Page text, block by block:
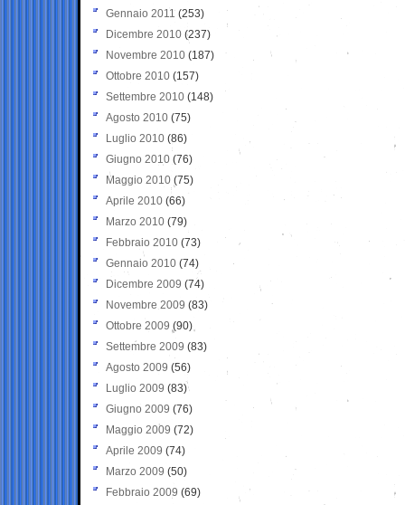
Gennaio 2011 (253)
Dicembre 2010 (237)
Novembre 2010 (187)
Ottobre 2010 (157)
Settembre 2010 (148)
Agosto 2010 (75)
Luglio 2010 (86)
Giugno 2010 (76)
Maggio 2010 (75)
Aprile 2010 (66)
Marzo 2010 (79)
Febbraio 2010 (73)
Gennaio 2010 (74)
Dicembre 2009 (74)
Novembre 2009 (83)
Ottobre 2009 (90)
Settembre 2009 (83)
Agosto 2009 (56)
Luglio 2009 (83)
Giugno 2009 (76)
Maggio 2009 (72)
Aprile 2009 (74)
Marzo 2009 (50)
Febbraio 2009 (69)